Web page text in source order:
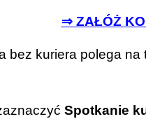
⇒ ZAŁÓŻ
bez kuriera polega
Spotkanie